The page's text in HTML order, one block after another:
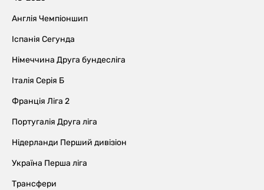
Англія Чемпіоншип
Іспанія Сегунда
Німеччина Друга бундесліга
Італія Серія Б
Франція Ліга 2
Португалія Друга ліга
Нідерланди Перший дивізіон
Україна Перша ліга
Трансфери